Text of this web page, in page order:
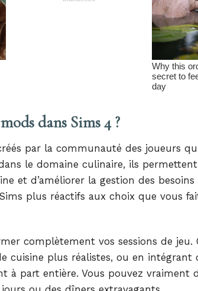
dans Sims 4 ?
par la communauté des joueurs
le domaine culinaire, ils
et d’améliorer la gestion des
plus réactifs aux choix que vous
complètement vos sessions de
cuisine plus réalistes, ou en
à part entière. Vous pouvez